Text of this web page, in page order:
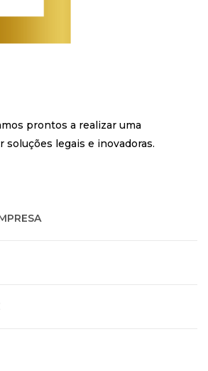
prontos a realizar uma
soluções legais e inovadoras.